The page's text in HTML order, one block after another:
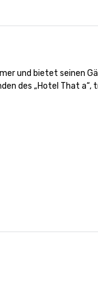
und bietet seinen
des „Hotel That a“,